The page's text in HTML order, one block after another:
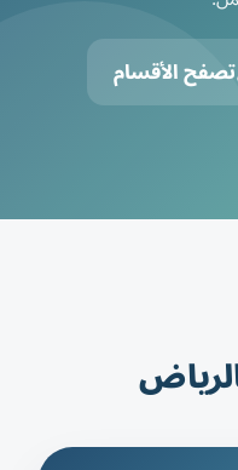
تصفح الأقسام